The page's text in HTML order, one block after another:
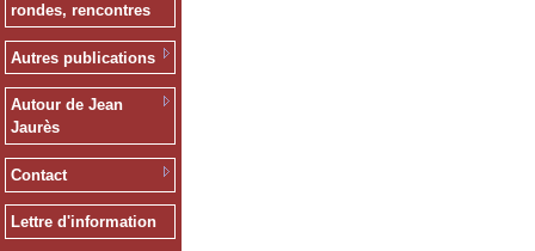
rondes, rencontres
Autres publications
Autour de Jean
Jaurès
Contact
Lettre d'information